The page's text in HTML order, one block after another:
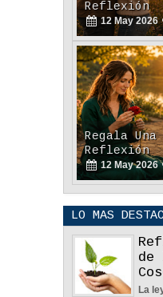
El Poder
Reflexión
12 May 2026
Regala
Reflexión
12 May 2026
de